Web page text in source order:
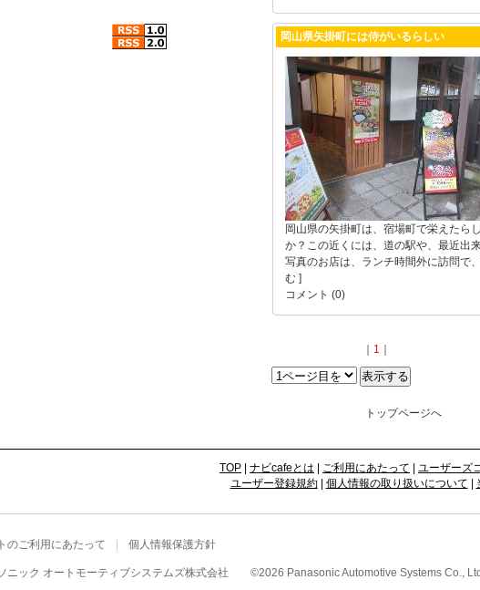
岡山県矢掛町には侍がいるらしい
岡山県の矢掛町は、宿場町で栄えたら
か？この近くには、道の駅や、最近出
写真のお店は、ランチ時間外に訪問で
む ]
コメント (0)
1
トップページへ
TOP ナビcafeとは ご利用にあたって ユーザーズ
ユーザー登録規約| 個人情報の取り扱いについて
のご利用にあたって 個人情報保護方針
ニック オートモーティブシステムズ株式会社 ©2026 Panasonic Automotive Systems Co.,